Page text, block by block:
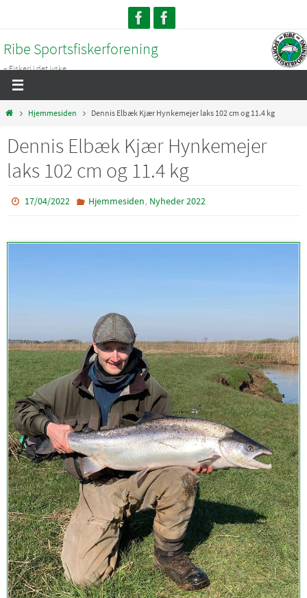
content
Ribe Sportsfiskerforening
– Fiskeri i det jyske...
HomeHjemmesiden Dennis Elbæk Kjær Hynkemejer laks 102 cm og 11.4 kg
Dennis Elbæk Kjær Hynkemejer
laks 102 cm og 11.4 kg
17/04/2022 Hjemmesiden, Nyheder 2022